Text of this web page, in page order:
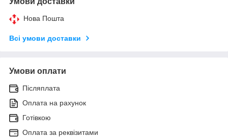
Нова Пошта
Всі умови доставки
Умови оплати
Післяплата
Оплата на рахунок
Готівкою
Оплата за реквізитами